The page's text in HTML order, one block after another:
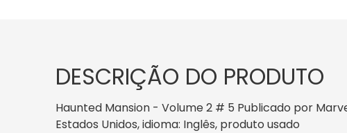
DESCRIÇÃO DO PRODUTO
Haunted Mansion - Volume 2 # 5 Publicado por
Estados Unidos, idioma: Inglês, produto usado